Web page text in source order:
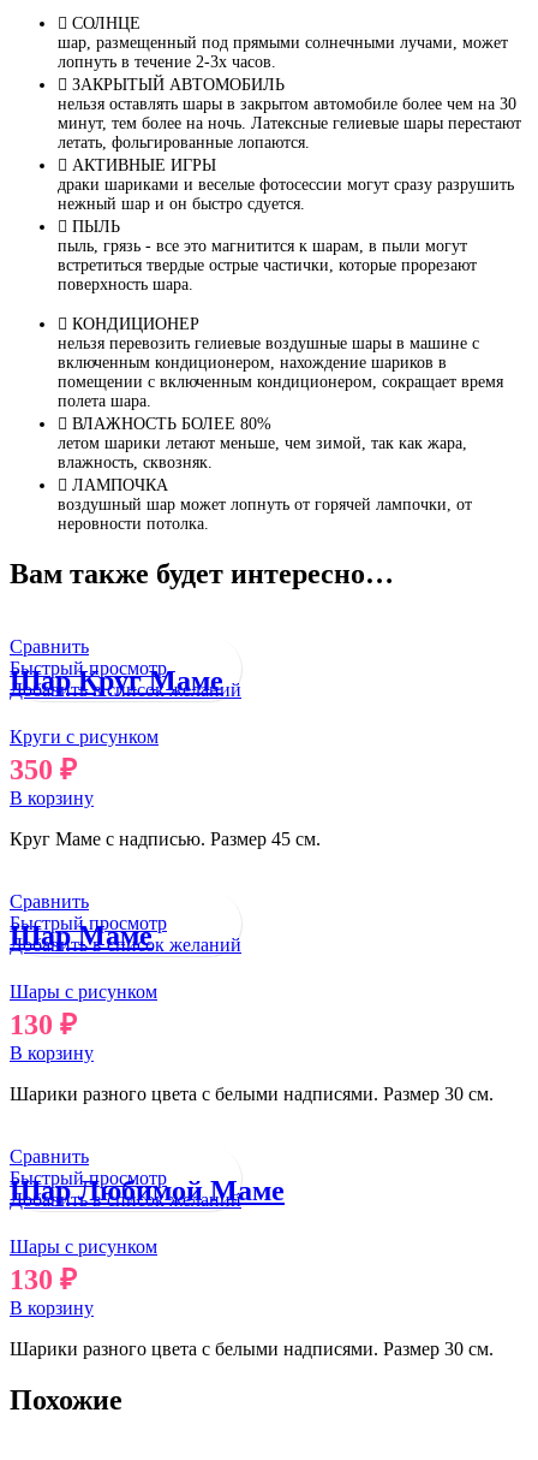
СОЛНЦЕ
шар, размещенный под прямыми солнечными лучами, может
лопнуть в течение 2-3х часов.
ЗАКРЫТЫЙ АВТОМОБИЛЬ
нельзя оставлять шары в закрытом автомобиле более чем на 30
минут, тем более на ночь. Латексные гелиевые шары перестают
летать, фольгированные лопаются.
АКТИВНЫЕ ИГРЫ
драки шариками и веселые фотосессии могут сразу разрушить
нежный шар и он быстро сдуется.
ПЫЛЬ
пыль, грязь - все это магнитится к шарам, в пыли могут
встретиться твердые острые частички, которые прорезают
поверхность шара.
КОНДИЦИОНЕР
нельзя перевозить гелиевые воздушные шары в машине с
включенным кондиционером, нахождение шариков в
помещении с включенным кондиционером, сокращает время
полета шара.
ВЛАЖНОСТЬ БОЛЕЕ 80%
летом шарики летают меньше, чем зимой, так как жара,
влажность, сквозняк.
ЛАМПОЧКА
воздушный шар может лопнуть от горячей лампочки, от
неровности потолка.
Вам также будет интересно…
Сравнить
Быстрый просмотр
Добавить в список желаний
Шар Круг Маме
Круги с рисунком
350 ₽
В корзину
Круг Маме с надписью. Размер 45 см.
Сравнить
Быстрый просмотр
Добавить в список желаний
Шар Маме
Шары с рисунком
130 ₽
В корзину
Шарики разного цвета с белыми надписями. Размер 30 см.
Сравнить
Быстрый просмотр
Добавить в список желаний
Шар Любимой Маме
Шары с рисунком
130 ₽
В корзину
Шарики разного цвета с белыми надписями. Размер 30 см.
Похожие